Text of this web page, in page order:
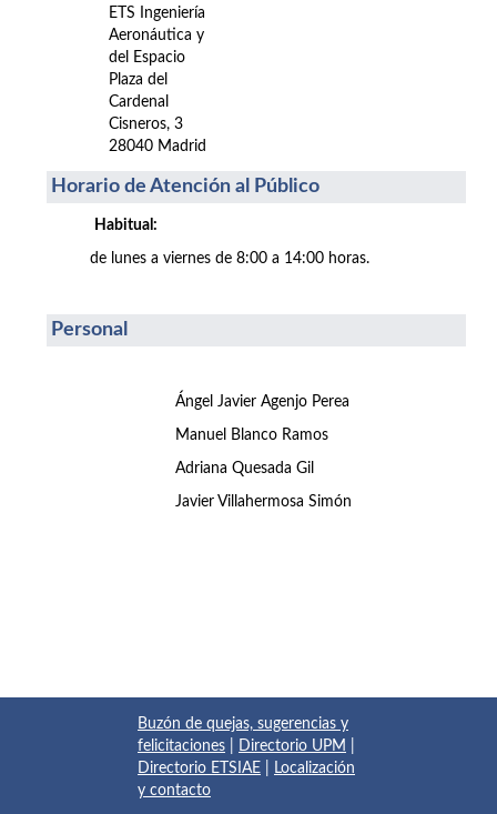
ETS Ingeniería
Aeronáutica y
del Espacio
Plaza del
Cardenal
Cisneros, 3
28040 Madrid
Horario de Atención al Público
Habitual:
de lunes a viernes de 8:00 a 14:00 horas.
Personal
Ángel Javier Agenjo Perea
Manuel Blanco Ramos
Adriana Quesada Gil
Javier Villahermosa Simón
Buzón de quejas, sugerencias y
felicitaciones
Directorio UPM
Directorio ETSIAE
Localización
y contacto